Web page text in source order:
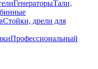
ГенераторыТали,
Стойки, дрели для
Профессиональный